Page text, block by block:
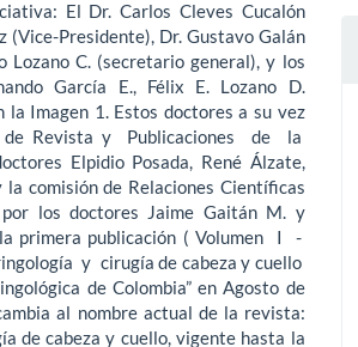
El Dr. Carlos Cleves Cucalón
(Vice-Presidente), Dr. Gustavo Galán
Lozano C. (secretario general), y los
García E., Félix E. Lozano D.
la Imagen 1. Estos doctores a su vez
de Revista y Publicaciones de la
Elpidio Posada, René Álzate,
comisión de Relaciones Científicas
los doctores Jaime Gaitán M. y
primera publicación ( Volumen I -
y cirugía de cabeza y cuello
de Colombia” en Agosto de
al nombre actual de la revista:
de cabeza y cuello, vigente hasta la